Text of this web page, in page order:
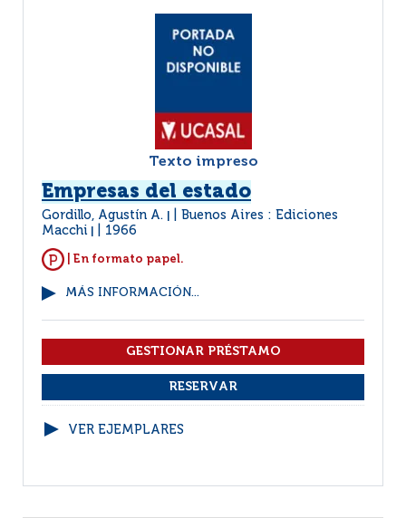
Texto impreso
Empresas del estado
Gordillo, Agustín A.
Buenos Aires : Ediciones
Macchi
1966
| En formato papel.
MÁS INFORMACIÓN...
VER EJEMPLARES